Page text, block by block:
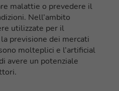
malattie o prevedere il
Nell’ambito
utilizzate per il
previsione dei mercati
molteplici e l’artificial
avere un potenziale